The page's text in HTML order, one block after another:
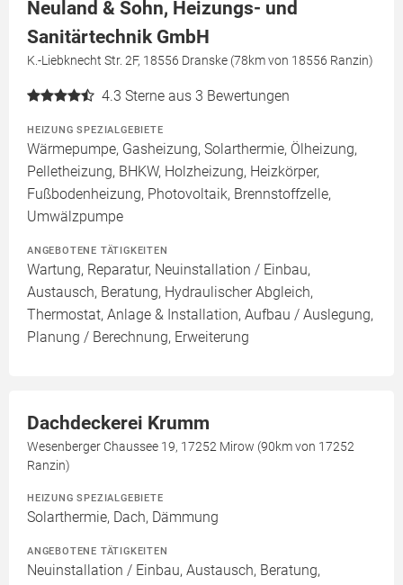
Neuland & Sohn, Heizungs- und
Sanitärtechnik GmbH
K.-Liebknecht Str. 2F, 18556 Dranske (78km von 18556 Ranzin)
4.3 Sterne aus 3 Bewertungen
HEIZUNG SPEZIALGEBIETE
Wärmepumpe, Gasheizung, Solarthermie, Ölheizung,
Pelletheizung, BHKW, Holzheizung, Heizkörper,
Fußbodenheizung, Photovoltaik, Brennstoffzelle,
Umwälzpumpe
ANGEBOTENE TÄTIGKEITEN
Wartung, Reparatur, Neuinstallation / Einbau,
Austausch, Beratung, Hydraulischer Abgleich,
Thermostat, Anlage & Installation, Aufbau / Auslegung,
Planung / Berechnung, Erweiterung
Dachdeckerei Krumm
Wesenberger Chaussee 19, 17252 Mirow (90km von 17252
Ranzin)
HEIZUNG SPEZIALGEBIETE
Solarthermie, Dach, Dämmung
ANGEBOTENE TÄTIGKEITEN
Neuinstallation / Einbau, Austausch, Beratung,